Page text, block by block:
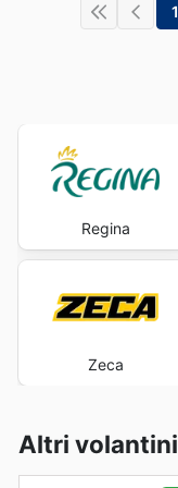
1
Regina
Zeca
Altri